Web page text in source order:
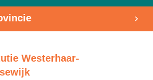
Westerhaar-